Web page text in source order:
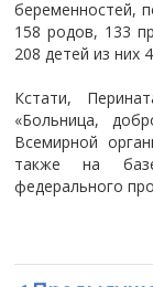
беременностей,
158 родов, 133
208 детей из них
Кстати,
«Больница,
Всемирной
также на
федерального